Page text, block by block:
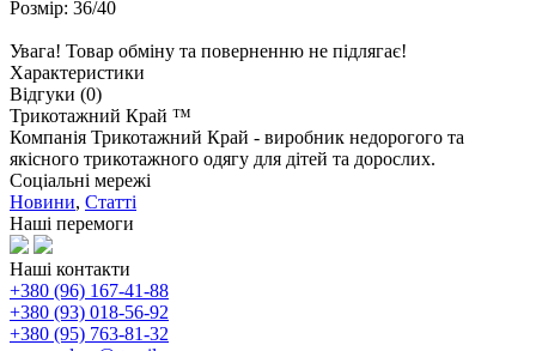
Розмір: 36/40
Увага! Товар обміну та поверненню не підлягає!
Характеристики
Відгуки (0)
Трикотажний Край ™
Компанія Трикотажний Край - виробник недорогого та
якісного трикотажного одягу для дітей та дорослих.
Соціальні мережі
Новини, Статті
Наші перемоги
Наші контакти
+380 (96) 167-41-88
+380 (93) 018-56-92
+380 (95) 763-81-32